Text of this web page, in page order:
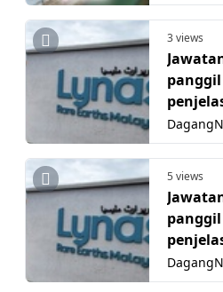
3 views
bumi
5 views
bumi
AS$96